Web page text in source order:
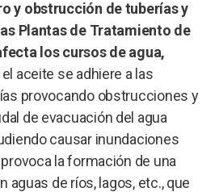
y obstrucción de tuberías y
Plantas de Tratamiento de
los cursos de agua,
el aceite se adhiere a las
provocando obstrucciones y
de evacuación del agua
causar inundaciones
la formación de una
aguas de ríos, lagos, etc., que